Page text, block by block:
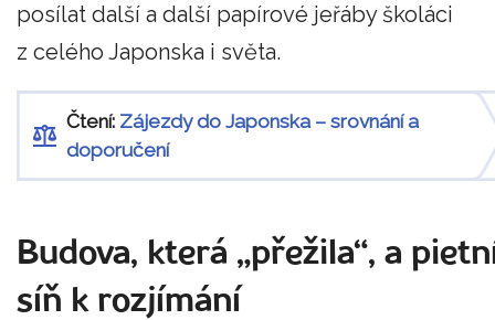
posílat další a další papírové jeřáby školáci
z celého Japonska i světa.
Čtení: Zájezdy do Japonska – srovnání a
doporučení
Budova, která „přežila“, a
síň k rozjímání